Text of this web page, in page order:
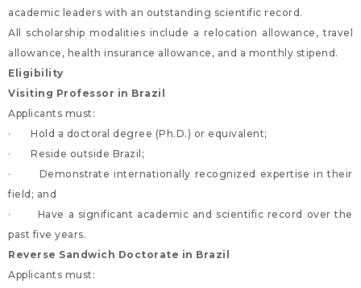
academic leaders with an outstanding scientific record.
All scholarship modalities include a relocation allowance, travel
allowance, health insurance allowance, and a monthly stipend.
Eligibility
Visiting Professor in Brazil
Applicants must:
· Hold a doctoral degree (Ph.D.) or equivalent;
· Reside outside Brazil;
· Demonstrate internationally recognized expertise in their
field; and
· Have a significant academic and scientific record over the
past five years.
Reverse Sandwich Doctorate in Brazil
Applicants must: